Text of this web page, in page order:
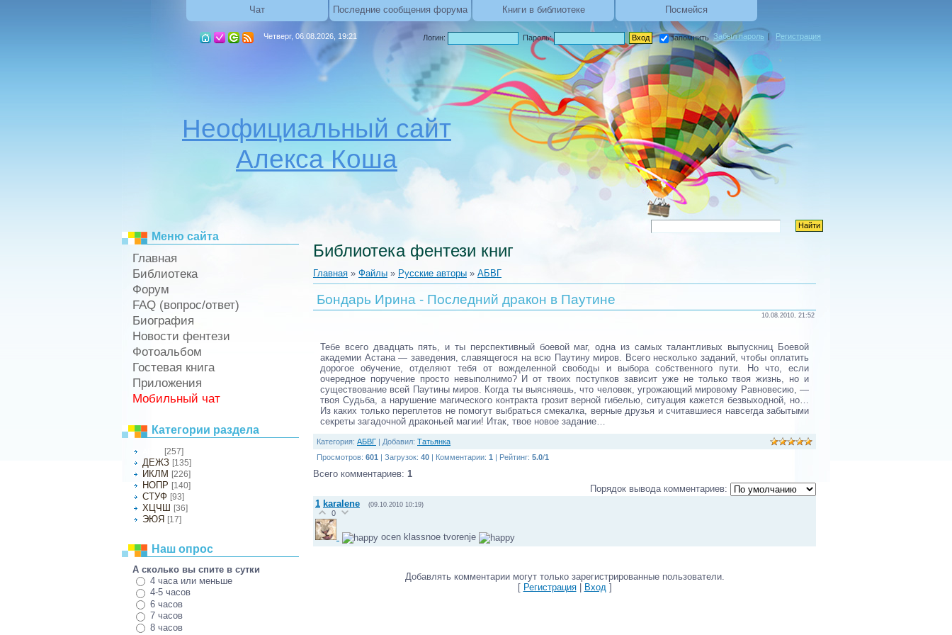
Чат Последние сообщения форума Книги в библиотеке Посмейся
Четверг, 06.08.2026, 19:21
Неофициальный сайт
Алекса Коша
Логин: Пароль: запомнить Забыл пароль | Регистрация
Меню сайта
Главная
Библиотека
Форум
FAQ (вопрос/ответ)
Биография
Новости фентези
Фотоальбом
Гостевая книга
Приложения
Мобильный чат
Категории раздела
[257]
ДЕЖЗ [135]
ИКЛМ [226]
НОПР [140]
СТУФ [93]
ХЦЧШ [36]
ЭЮЯ [17]
Наш опрос
А сколько вы спите в сутки
4 часа или меньше
4-5 часов
6 часов
7 часов
8 часов
Библиотека фентези книг
Главная » Файлы » Русские авторы » АБВГ
Бондарь Ирина - Последний дракон в Паутине
10.08.2010, 21:52
Тебе всего двадцать пять, и ты перспективный боевой маг, одна из самых талантливых выпускниц Боевой
академии Астана — заведения, славящегося на всю Паутину миров. Всего несколько заданий, чтобы оплатить
дорогое обучение, отделяют тебя от вожделенной свободы и выбора собственного пути. Но что, если
очередное поручение просто невыполнимо? И от твоих поступков зависит уже не только твоя жизнь, но и
существование всей Паутины миров. Когда ты выясняешь, что человек, угрожающий мировому Равновесию, —
твоя Судьба, а нарушение магического контракта грозит верной гибелью, ситуация кажется безвыходной, но…
Из каких только переплетов не помогут выбраться смекалка, верные друзья и считавшиеся навсегда забытыми
секреты загадочной драконьей магии! Итак, твое новое задание…
Категория: АБВГ Добавил: Татьянка
Просмотров: 601 Загрузок: 40 Комментарии: 1 Рейтинг: 5.0/1
Всего комментариев: 1
Порядок вывода комментариев:
1 karalene (09.10.2010 10:19)
0
ocen klassnoe tvorenje
Добавлять комментарии могут только зарегистрированные пользователи.
[ Регистрация| Вход]